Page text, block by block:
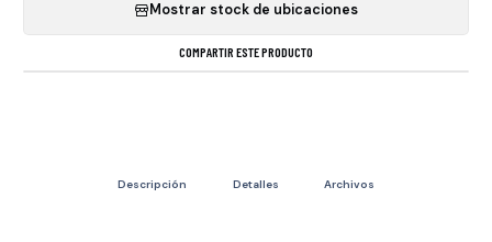
Mostrar stock de ubicaciones
COMPARTIR ESTE PRODUCTO
Descripción Detalles Archivos